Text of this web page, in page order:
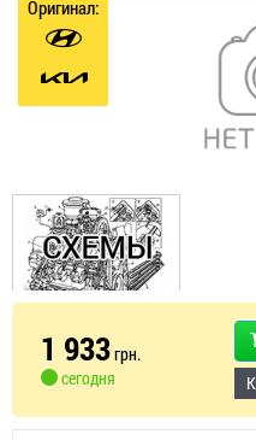
Оригинал:
1 933грн.
сегодня